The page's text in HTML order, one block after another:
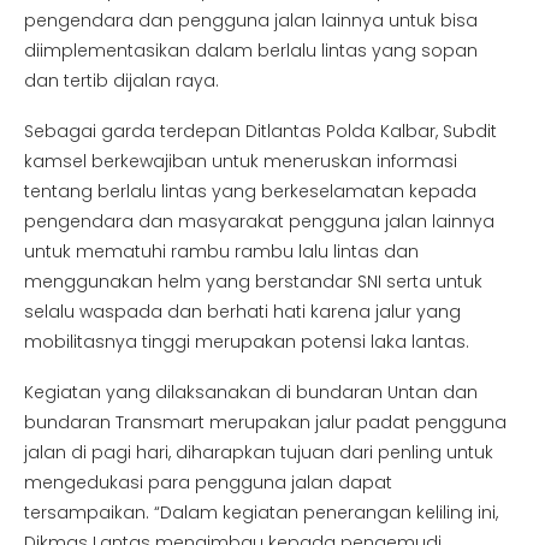
pengendara dan pengguna jalan lainnya untuk bisa
diimplementasikan dalam berlalu lintas yang sopan
dan tertib dijalan raya.
Sebagai garda terdepan Ditlantas Polda Kalbar, Subdit
kamsel berkewajiban untuk meneruskan informasi
tentang berlalu lintas yang berkeselamatan kepada
pengendara dan masyarakat pengguna jalan lainnya
untuk mematuhi rambu rambu lalu lintas dan
menggunakan helm yang berstandar SNI serta untuk
selalu waspada dan berhati hati karena jalur yang
mobilitasnya tinggi merupakan potensi laka lantas.
Kegiatan yang dilaksanakan di bundaran Untan dan
bundaran Transmart merupakan jalur padat pengguna
jalan di pagi hari, diharapkan tujuan dari penling untuk
mengedukasi para pengguna jalan dapat
tersampaikan. “Dalam kegiatan penerangan keliling ini,